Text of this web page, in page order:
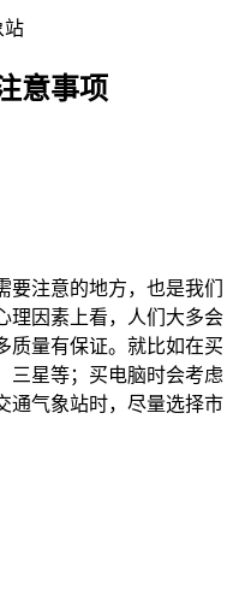
意事项
要注意的地方，也是我们
理因素上看，人们大多会
质量有保证。就比如在买
三星等；买电脑时会考虑
通气象站时，尽量选择市